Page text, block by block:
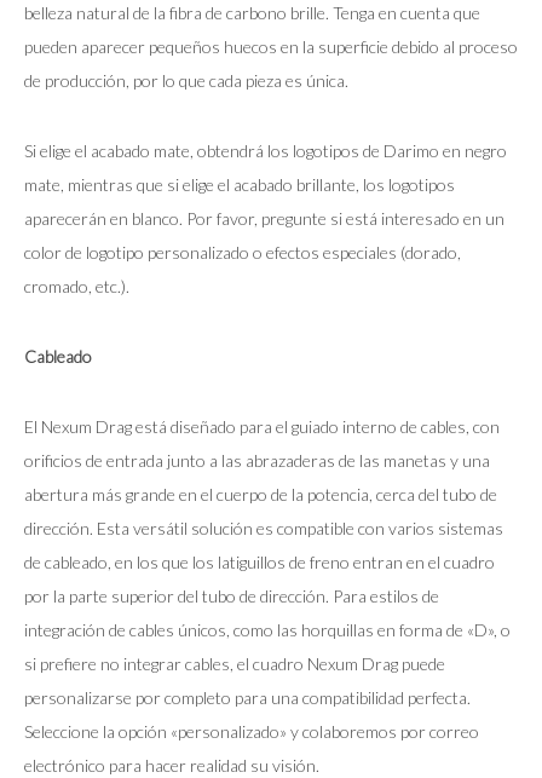
belleza natural de la fibra de carbono brille. Tenga en cuenta que
pueden aparecer pequeños huecos en la superficie debido al proceso
de producción, por lo que cada pieza es única.
Si elige el acabado mate, obtendrá los logotipos de Darimo en negro
mate, mientras que si elige el acabado brillante, los logotipos
aparecerán en blanco. Por favor, pregunte si está interesado en un
color de logotipo personalizado o efectos especiales (dorado,
cromado, etc.).
Cableado
El Nexum Drag está diseñado para el guiado interno de cables, con
orificios de entrada junto a las abrazaderas de las manetas y una
abertura más grande en el cuerpo de la potencia, cerca del tubo de
dirección. Esta versátil solución es compatible con varios sistemas
de cableado, en los que los latiguillos de freno entran en el cuadro
por la parte superior del tubo de dirección. Para estilos de
integración de cables únicos, como las horquillas en forma de «D», o
si prefiere no integrar cables, el cuadro Nexum Drag puede
personalizarse por completo para una compatibilidad perfecta.
Seleccione la opción «personalizado» y colaboremos por correo
electrónico para hacer realidad su visión.